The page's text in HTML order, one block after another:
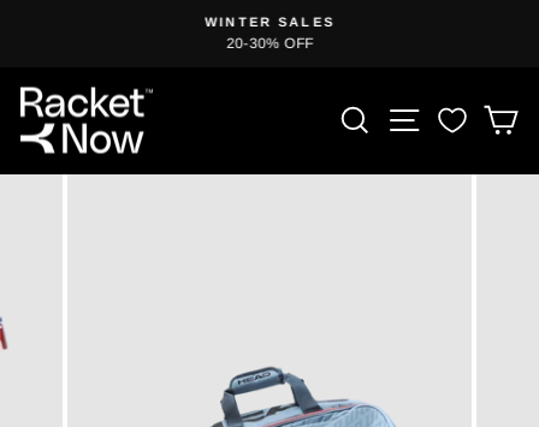
Wstrzymaj
WINTER SALES
20-30% OFF